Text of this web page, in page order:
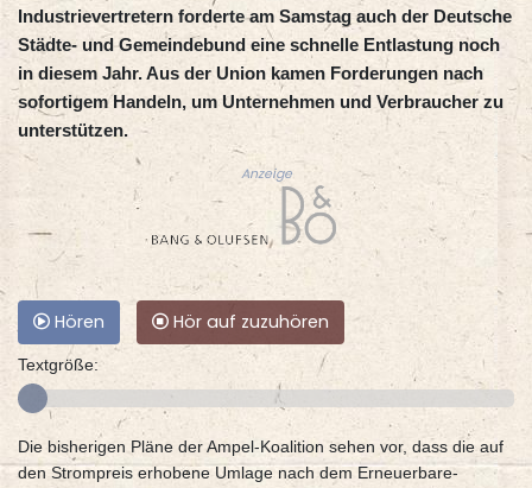
Industrievertretern forderte am Samstag auch der Deutsche
Städte- und Gemeindebund eine schnelle Entlastung noch
in diesem Jahr. Aus der Union kamen Forderungen nach
sofortigem Handeln, um Unternehmen und Verbraucher zu
unterstützen.
Anzeige
Hören Hör auf zuzuhören
Textgröße:
Die bisherigen Pläne der Ampel-Koalition sehen vor, dass die auf
den Strompreis erhobene Umlage nach dem Erneuerbare-